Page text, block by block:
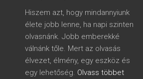
Hiszem azt, hogy mindannyiunk
élete jobb lenne, ha napi szinten
olvasnánk. Jobb emberekké
válnánk tőle. Mert az olvasás
élvezet, élmény, egy eszköz és
egy lehetőség. Olvass többet